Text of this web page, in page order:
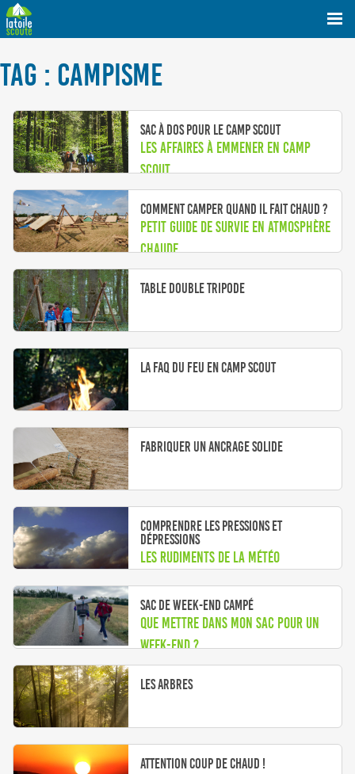
TAG : CAMPISME
Sac à dos pour le camp scout
Les affaires à emmener en camp
scout
Comment camper quand il fait chaud ?
Petit guide de survie en atmosphère
chaude.
Table double tripode
La FAQ du feu en camp scout
Fabriquer un ancrage solide
Comprendre les pressions et
dépressions
Les rudiments de la météo
Sac de week-end campé
Que mettre dans mon sac pour un
week-end ?
Les arbres
Attention coup de chaud !